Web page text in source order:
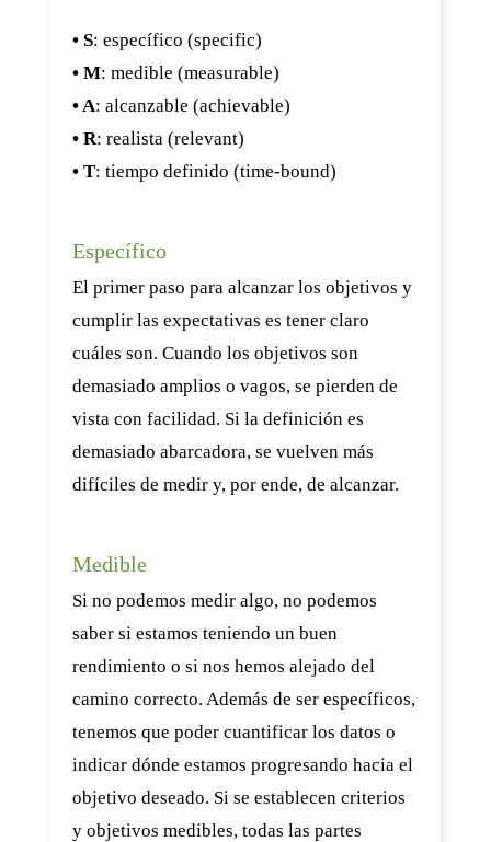
• S: específico (specific)
• M: medible (measurable)
• A: alcanzable (achievable)
• R: realista (relevant)
• T: tiempo definido (time-bound)
Específico
El primer paso para alcanzar los objetivos y
cumplir las expectativas es tener claro
cuáles son. Cuando los objetivos son
demasiado amplios o vagos, se pierden de
vista con facilidad. Si la definición es
demasiado abarcadora, se vuelven más
difíciles de medir y, por ende, de alcanzar.
Medible
Si no podemos medir algo, no podemos
saber si estamos teniendo un buen
rendimiento o si nos hemos alejado del
camino correcto. Además de ser específicos,
tenemos que poder cuantificar los datos o
indicar dónde estamos progresando hacia el
objetivo deseado. Si se establecen criterios
y objetivos medibles, todas las partes